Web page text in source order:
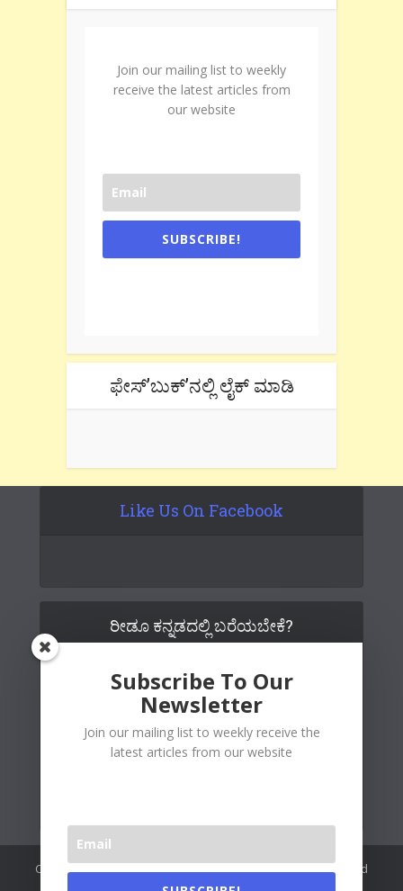
Join our mailing list to weekly
receive the latest articles from
our website
SUBSCRIBE!
ಫೇಸ್’ಬುಕ್’ನಲ್ಲಿ ಲೈಕ್ ಮಾಡಿ
Like Us On Facebook
ರೀಡೂ ಕನ್ನಡದಲ್ಲಿ ಬರೆಯಬೇಕೆ?
Copywrite© 2026 Readoo Media Private Limited. Created and
Subscribe To Our
Newsletter
Join our mailing list to weekly receive the
latest articles from our website